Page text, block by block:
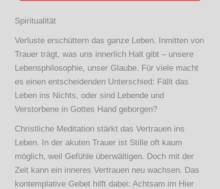
Spiritualität
Verluste erschüttern das ganze Leben. Inmitten von
Trauer trägt, was uns innerlich Halt gibt – unsere
Lebensphilosophie, unser Glaube. Für viele macht
es einen entscheidenden Unterschied: Fällt das
Leben ins Nichts, oder sind Lebende und
Verstorbene in Gottes Hand geborgen?
Christliche Meditation stärkt das Vertrauen ins
Leben. In der akuten Trauer ist Stille oft kaum
möglich, weil Gefühle überwältigen. Doch mit der
Zeit kann ein inneres Vertrauen neu wachsen. Das
kontemplative Gebet hilft dabei: Achtsam im Hier